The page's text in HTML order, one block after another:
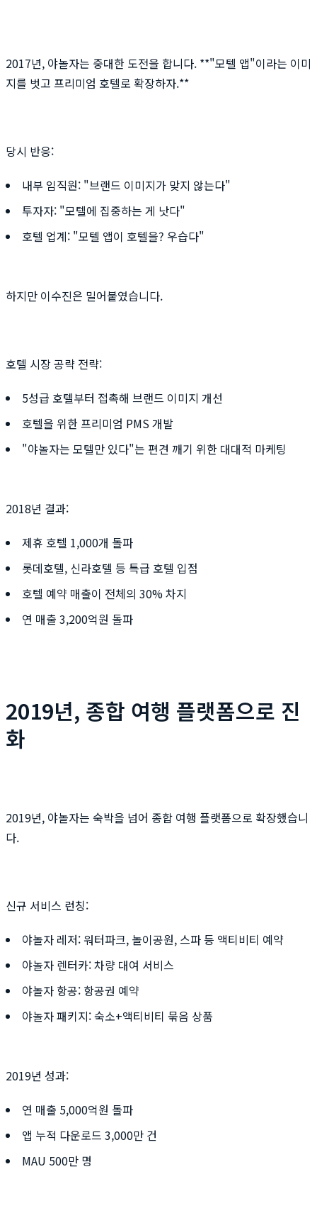
2017년, 야놀자는 중대한 도전을 합니다. **"모텔 앱"이라는 이미
지를 벗고 프리미엄 호텔로 확장하자.**
당시 반응:
내부 임직원: "브랜드 이미지가 맞지 않는다"
투자자: "모텔에 집중하는 게 낫다"
호텔 업계: "모텔 앱이 호텔을? 우습다"
하지만 이수진은 밀어붙였습니다.
호텔 시장 공략 전략:
5성급 호텔부터 접촉해 브랜드 이미지 개선
호텔을 위한 프리미엄 PMS 개발
"야놀자는 모텔만 있다"는 편견 깨기 위한 대대적 마케팅
2018년 결과:
제휴 호텔 1,000개 돌파
롯데호텔, 신라호텔 등 특급 호텔 입점
호텔 예약 매출이 전체의 30% 차지
연 매출 3,200억원 돌파
2019년, 종합 여행 플랫폼으로 진
화
2019년, 야놀자는 숙박을 넘어 종합 여행 플랫폼으로 확장했습니
다.
신규 서비스 런칭:
야놀자 레저: 워터파크, 놀이공원, 스파 등 액티비티 예약
야놀자 렌터카: 차량 대여 서비스
야놀자 항공: 항공권 예약
야놀자 패키지: 숙소+액티비티 묶음 상품
2019년 성과:
연 매출 5,000억원 돌파
앱 누적 다운로드 3,000만 건
MAU 500만 명